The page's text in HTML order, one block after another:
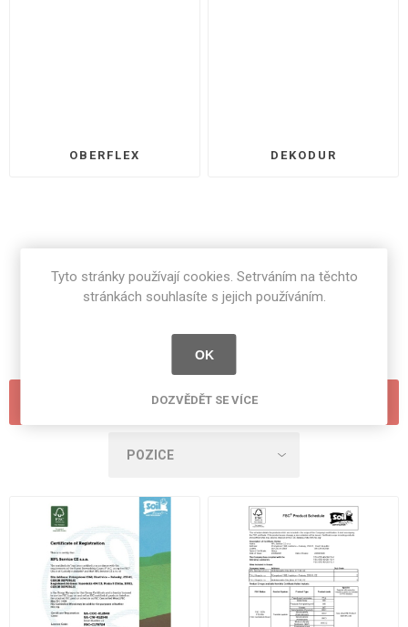
OBERFLEX DEKODUR
FILTRY
Tyto stránky používají cookies. Setrváním na těchto
stránkách souhlasíte s jejich používáním.
OK
DOZVĚDĚT SE VÍCE